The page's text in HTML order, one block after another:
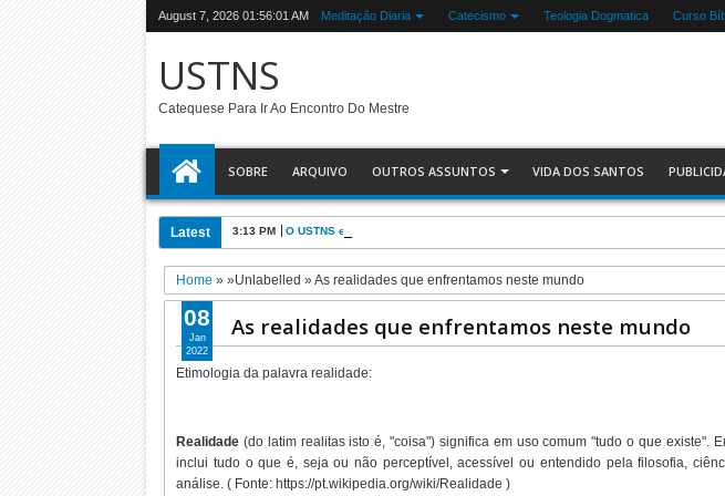
August 7, 2026 01:56:02 AM Meditação Diaria Catecismo Teologia Dogmatica Curso
USTNS
Catequese Para Ir Ao Encontro Do Mestre
SOBRE ARQUIVO OUTROS ASSUNTOS VIDA DOS SANTOS
Latest 3:13 PM O USTNS e a Eucaristia
Home » »Unlabelled »As realidades que enfrentamos neste mundo
As realidades que enfrentamos neste mundo
Etimologia da palavra realidade:
Realidade (do latim realitas isto é, "coisa") significa em uso comum "tudo o que existe".
inclui tudo o que é, seja ou não perceptível, acessível ou entendido pela filosofia,
análise. ( Fonte: https://pt.wikipedia.org/wiki/Realidade )
08
Jan
2022